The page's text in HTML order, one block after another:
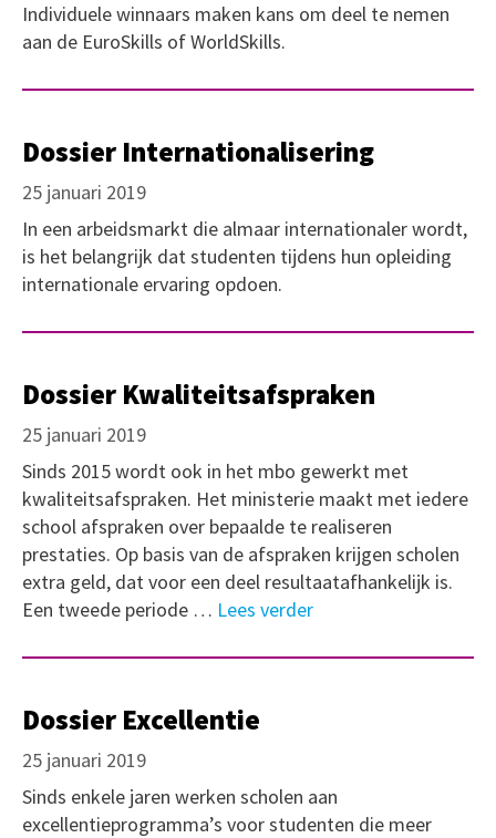
Individuele winnaars maken kans om deel te nemen
aan de EuroSkills of WorldSkills.
Dossier Internationalisering
25 januari 2019
In een arbeidsmarkt die almaar internationaler wordt,
is het belangrijk dat studenten tijdens hun opleiding
internationale ervaring opdoen.
Dossier Kwaliteitsafspraken
25 januari 2019
Sinds 2015 wordt ook in het mbo gewerkt met
kwaliteitsafspraken. Het ministerie maakt met iedere
school afspraken over bepaalde te realiseren
prestaties. Op basis van de afspraken krijgen scholen
extra geld, dat voor een deel resultaatafhankelijk is.
Een tweede periode … Lees verder
Dossier Excellentie
25 januari 2019
Sinds enkele jaren werken scholen aan
excellentieprogramma’s voor studenten die meer